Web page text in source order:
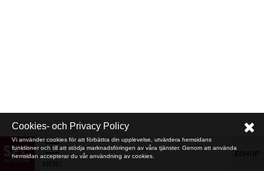
Cookies- och Privacy Policy
Vi använder cookies för att förbättra din upplevelse, utvärdera hemsidans
funktioner och till att stödja marknadsföringen av våra tjänster. Genom att använda
hemsidan accepterar du vår användning av cookies.